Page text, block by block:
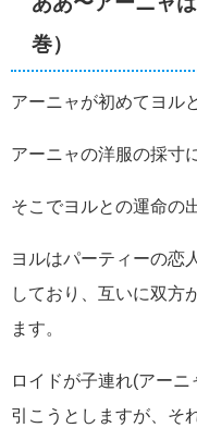
巻）
アーニャが初めてヨル
アーニャの洋服の採寸
そこでヨルとの運命の
ヨルはパーティーの恋
しており、互いに双方
ます。
ロイドが子連れ(アー
引こうとしますが、そ